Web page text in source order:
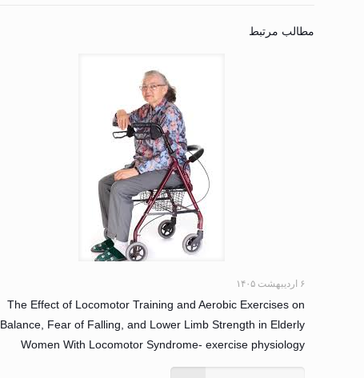
مطالب مرتبط
۶ اردیبهشت ۱۴۰۵
The Effect of Locomotor Training and Aerobic Exercises on
Balance, Fear of Falling, and Lower Limb Strength in Elderly
Women With Locomotor Syndrome- exercise physiology